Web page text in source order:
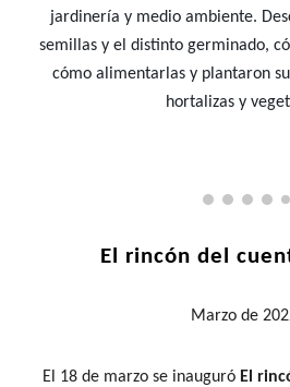
jardinería y medio ambiente.
semillas y el distinto germinado,
cómo alimentarlas y plantaron
hortalizas y
El rincón del
Marzo de
El 18 de marzo se inauguró El